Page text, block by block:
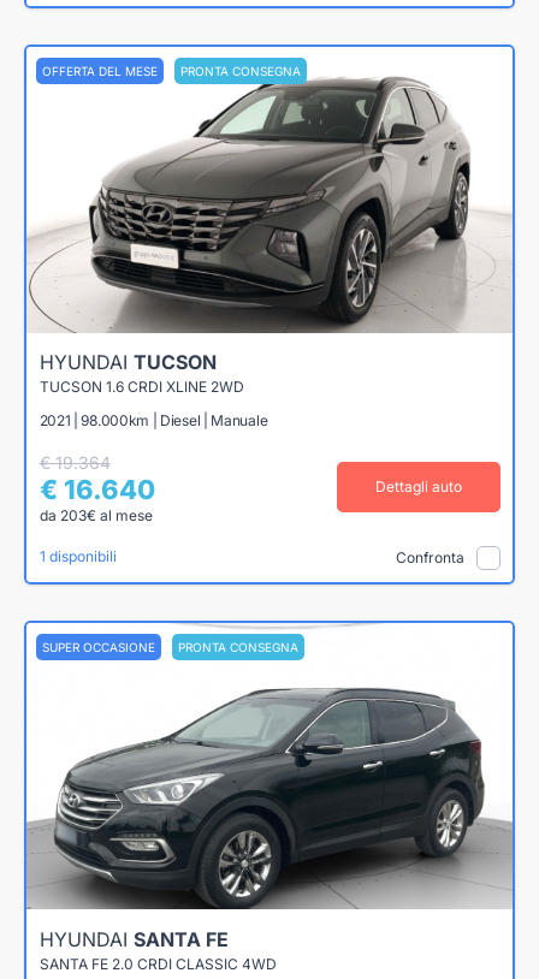
OFFERTA DEL MESE PRONTA CONSEGNA
HYUNDAI TUCSON
TUCSON 1.6 CRDI XLINE 2WD
2021 | 98.000km | Diesel | Manuale
€ 19.364
€ 16.640
da 203€ al mese
Dettagli auto
1 disponibili Confronta
SUPER OCCASIONE PRONTA CONSEGNA
HYUNDAI SANTA FE
SANTA FE 2.0 CRDI CLASSIC 4WD